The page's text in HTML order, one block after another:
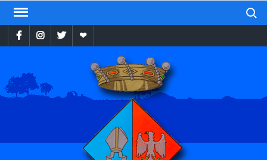
Skip
contentFacebookInstragram
TwitterEbando